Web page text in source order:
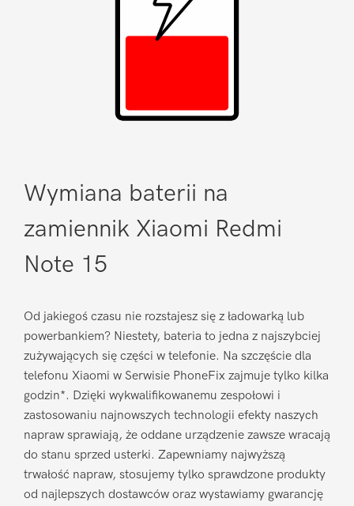
Wymiana baterii na
zamiennik Xiaomi Redmi
Note 15
Od jakiegoś czasu nie rozstajesz się z ładowarką lub
powerbankiem? Niestety, bateria to jedna z najszybciej
zużywających się części w telefonie. Na szczęście dla
telefonu Xiaomi w Serwisie PhoneFix zajmuje tylko kilka
godzin*. Dzięki wykwalifikowanemu zespołowi i
zastosowaniu najnowszych technologii efekty naszych
napraw sprawiają, że oddane urządzenie zawsze wracają
do stanu sprzed usterki. Zapewniamy najwyższą
trwałość napraw, stosujemy tylko sprawdzone produkty
od najlepszych dostawców oraz wystawiamy gwarancję